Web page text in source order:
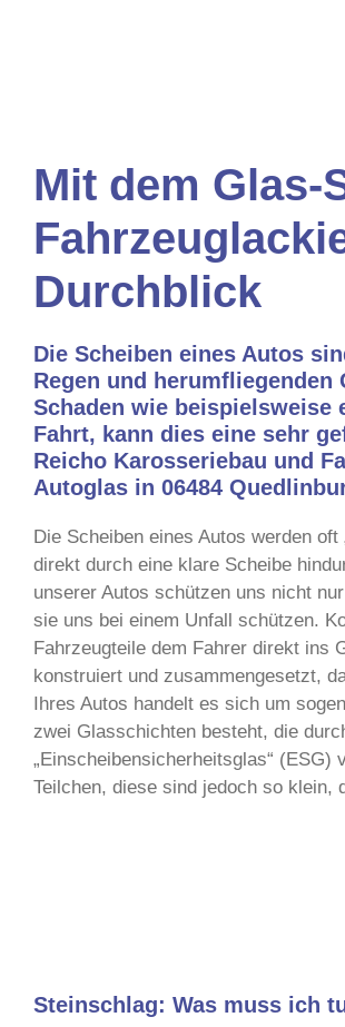
Mit dem Glas-
Durchblick
Die Scheiben eines Autos
Regen und
Schaden wie beispielsweise
Fahrt, kann dies eine sehr
Reicho Karosseriebau und
Autoglas in 06484
Die Scheiben eines Autos werden
direkt durch eine klare Scheibe
unserer Autos schützen uns nicht
sie uns bei einem Unfall schützen.
Fahrzeugteile dem Fahrer direkt ins
konstruiert und zusammengesetzt,
Ihres Autos handelt es sich um
zwei Glasschichten besteht, die
„Einscheibensicherheitsglas“
Teilchen, diese sind jedoch so klein,
Steinschlag: Was muss ich